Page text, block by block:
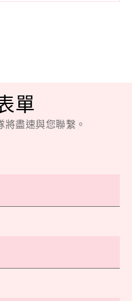
單
將盡速與您聯繫。